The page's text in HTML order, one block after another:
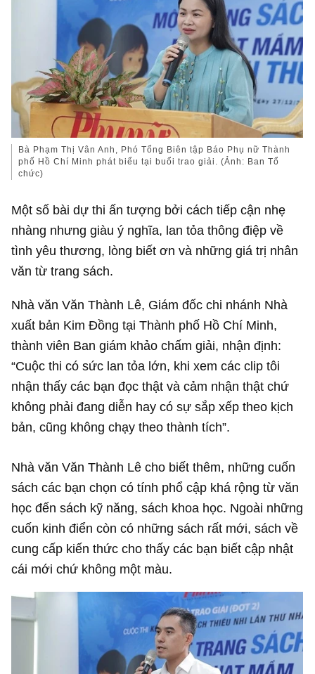
Bà Phạm Thị Vân Anh, Phó Tổng Biên tập Báo Phụ nữ Thành
phố Hồ Chí Minh phát biểu tại buổi trao giải. (Ảnh: Ban Tổ
chức)
Một số bài dự thi ấn tượng bởi cách tiếp cận nhẹ
nhàng nhưng giàu ý nghĩa, lan tỏa thông điệp về
tình yêu thương, lòng biết ơn và những giá trị nhân
văn từ trang sách.
Nhà văn Văn Thành Lê, Giám đốc chi nhánh Nhà
xuất bản Kim Đồng tại Thành phố Hồ Chí Minh,
thành viên Ban giám khảo chấm giải, nhận định:
“Cuộc thi có sức lan tỏa lớn, khi xem các clip tôi
nhận thấy các bạn đọc thật và cảm nhận thật chứ
không phải đang diễn hay có sự sắp xếp theo kịch
bản, cũng không chạy theo thành tích”.
Nhà văn Văn Thành Lê cho biết thêm, những cuốn
sách các bạn chọn có tính phổ cập khá rộng từ văn
học đến sách kỹ năng, sách khoa học. Ngoài những
cuốn kinh điển còn có những sách rất mới, sách về
cung cấp kiến thức cho thấy các bạn biết cập nhật
cái mới chứ không một màu.